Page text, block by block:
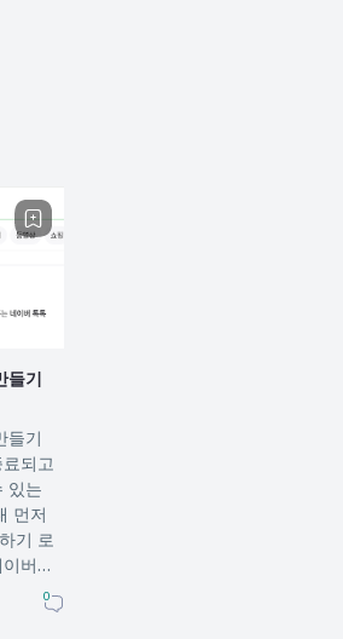
들기
들기
되고
있는
먼저
로
버톡
아래
0